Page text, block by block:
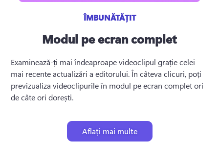
ÎMBUNĂTĂȚIT
Modul pe ecran complet
Examinează-ți mai îndeaproape videoclipul grație celei
mai recente actualizări a editorului. În câteva clicuri, poți
previzualiza videoclipurile în modul pe ecran complet ori
de câte ori dorești.
Aflați mai multe